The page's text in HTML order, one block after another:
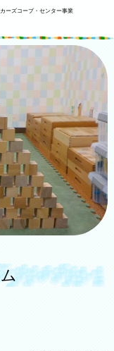
ーズコープ・センター事業